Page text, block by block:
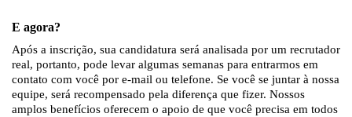
E agora?
Após a inscrição, sua candidatura será analisada por um recrutador
real, portanto, pode levar algumas semanas para entrarmos em
contato com você por e-mail ou telefone. Se você se juntar à nossa
equipe, será recompensado pela diferença que fizer. Nossos
amplos benefícios oferecem o apoio de que você precisa em todos